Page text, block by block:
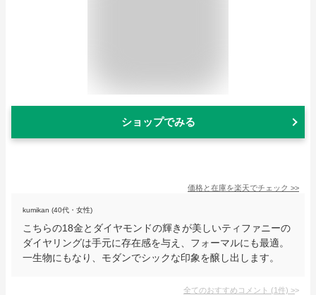
ショップでみる
価格と在庫を楽天でチェック >>
kumikan (40代・女性)
こちらの18金とダイヤモンドの輝きが美しいティファニーの
ダイヤリングは手元に存在感を与え、フォーマルにも最適。
一生物にもなり、モダンでシックな印象を醸し出します。
全てのおすすめコメント (1件) >